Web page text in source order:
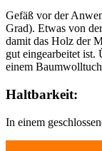
Gefäß vor der
Grad). Etwas von
damit das Holz der
gut eingearbeitet ist.
einem
Haltbarkeit:
In einem